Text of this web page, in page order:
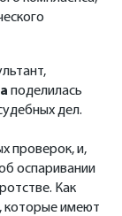
поделилась
дел.
проверок, и,
оспаривании
Как
которые имеют